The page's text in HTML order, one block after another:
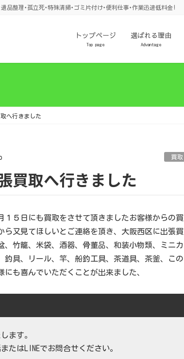
理･孤立死･特殊清掃･ゴミ片付け･便利仕事･作業迅速低料金!
トップページ
Top page
選ばれる理由
Advantage
へ行きました
買取
買取へ行きました
５日にも買取をさせて頂きましたお客様からの買
又見てほしいとご連絡を頂き、大阪西区に出張買
竹籠、米袋、酒器、骨董品、和装小物類、ミニカ
具、リール、竿、船釣工具、茶道具、茶釜、この
も喜んでいただくことが出来ました、
ます。
たはLINEでお問合せください。